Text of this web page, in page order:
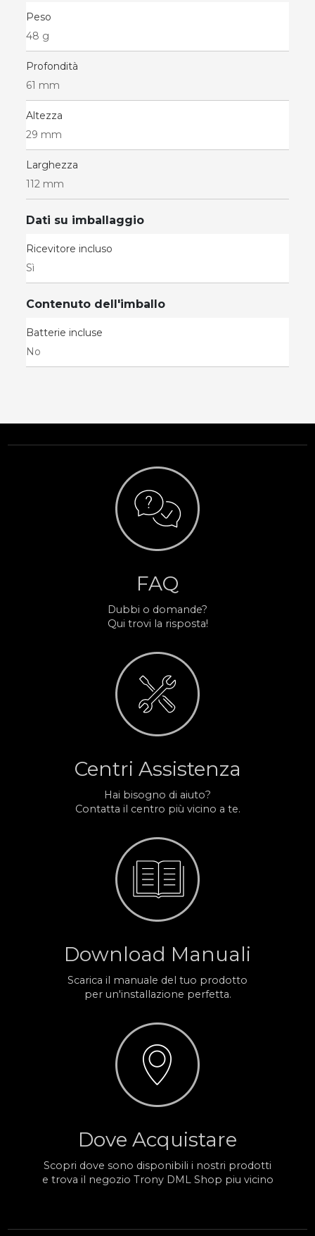
Peso
48 g
Profondità
61 mm
Altezza
29 mm
Larghezza
112 mm
Dati su imballaggio
Ricevitore incluso
Sì
Contenuto dell'imballo
Batterie incluse
No
FAQ
Dubbi o domande?
Qui trovi la risposta!
Centri Assistenza
Hai bisogno di aiuto?
Contatta il centro più vicino a te.
Download Manuali
Scarica il manuale del tuo prodotto
per un'installazione perfetta.
Dove Acquistare
Scopri dove sono disponibili i nostri prodotti
e trova il negozio Trony DML Shop piu vicino